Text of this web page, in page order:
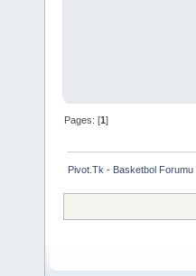
Pages: [1]
Pivot.Tk - Basketbol Forumu